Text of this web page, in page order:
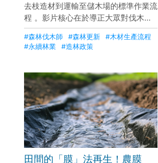
去枝造材到運輸至儲木場的標準作業流
程 。影片核心在於導正大眾對伐木即
破壞的誤解，強調樹木老化後吸收二氧
化碳的能力會下降，必須透過計畫性的
伐採與後續造林來推動「森林更新」，
#森林伐木師 #森林更新
#木材生產流程
#永續林業
#造林政策
田間的「膜」法再生！農膜